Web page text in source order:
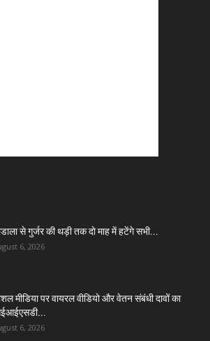
से गुर्जर की थड़ी तक दो माह में हटेंगे सभी...
6, 2026
मीडिया पर वायरल वीडियो और वेतन संबंधी दावों का
6, 2026